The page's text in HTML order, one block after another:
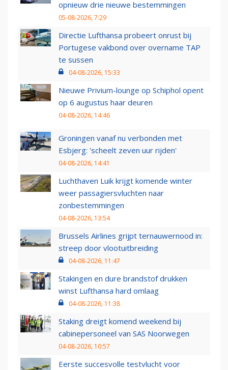
opnieuw drie nieuwe bestemmingen
05-08-2026, 7:29
Directie Lufthansa probeert onrust bij
Portugese vakbond over overname TAP
te sussen
04-08-2026, 15:33
Nieuwe Privium-lounge op Schiphol opent
op 6 augustus haar deuren
04-08-2026, 14:46
Groningen vanaf nu verbonden met
Esbjerg: 'scheelt zeven uur rijden'
04-08-2026, 14:41
Luchthaven Luik krijgt komende winter
weer passagiersvluchten naar
zonbestemmingen
04-08-2026, 13:54
Brussels Airlines grijpt ternauwernood in:
streep door vlootuitbreiding
04-08-2026, 11:47
Stakingen en dure brandstof drukken
winst Lufthansa hard omlaag
04-08-2026, 11:38
Staking dreigt komend weekend bij
cabinepersoneel van SAS Noorwegen
04-08-2026, 10:57
Eerste succesvolle testvlucht voor